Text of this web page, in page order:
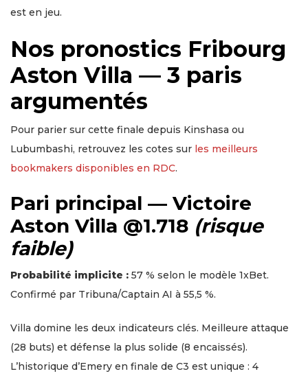
est en jeu.
Nos pronostics Fribourg
Aston Villa — 3 paris
argumentés
Pour parier sur cette finale depuis Kinshasa ou
Lubumbashi, retrouvez les cotes sur les meilleurs
bookmakers disponibles en RDC.
Pari principal — Victoire
Aston Villa @1.718 (risque
faible)
Probabilité implicite : 57 % selon le modèle 1xBet.
Confirmé par Tribuna/Captain AI à 55,5 %.
Villa domine les deux indicateurs clés. Meilleure attaque
(28 buts) et défense la plus solide (8 encaissés).
L’historique d’Emery en finale de C3 est unique : 4